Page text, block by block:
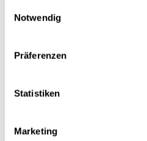
Notwendig
Präferenzen
Statistiken
Marketing
vum Stroum aus erneierbaren
méig...